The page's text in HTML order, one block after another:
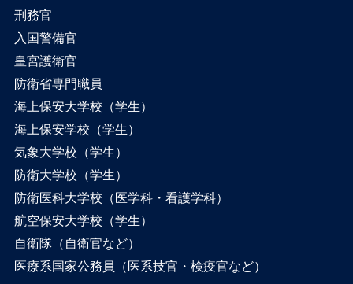
刑務官
入国警備官
皇宮護衛官
防衛省専門職員
海上保安大学校（学生）
海上保安学校（学生）
気象大学校（学生）
防衛大学校（学生）
防衛医科大学校（医学科・看護学科）
航空保安大学校（学生）
自衛隊（自衛官など）
医療系国家公務員（医系技官・検疫官など）